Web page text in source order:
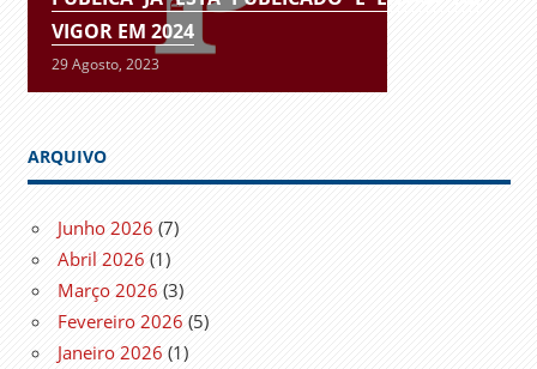
VIGOR EM 2024
29 Agosto, 2023
ARQUIVO
Junho 2026 (7)
Abril 2026 (1)
Março 2026 (3)
Fevereiro 2026 (5)
Janeiro 2026 (1)